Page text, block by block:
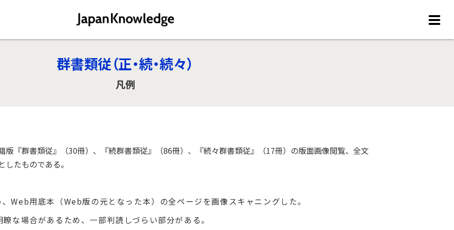
群書類従（正・続・続々）
凡例
版『群書類従』（30冊）、『続群書類従』（86冊）、『続々群書類従』（17冊）の版面画像閲覧、全文
たものである。
Web用底本（Web版の元となった本）の全ページを画像スキャニングした。
な場合があるため、一部判読しづらい部分がある。